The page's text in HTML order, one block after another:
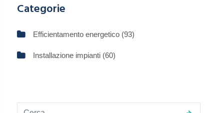
Categorie
Efficientamento energetico (93)
Installazione impianti (60)